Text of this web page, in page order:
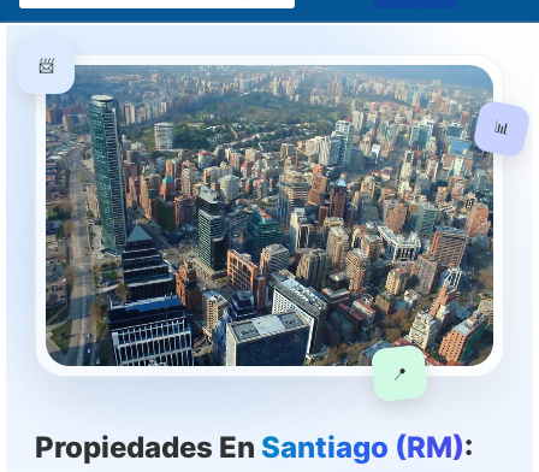
📨
📊
📍
Propiedades En Santiago (RM):